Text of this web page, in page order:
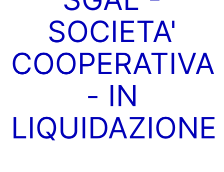
SOCIETA'
COOPERATIVA
- IN
LIQUIDAZIONE